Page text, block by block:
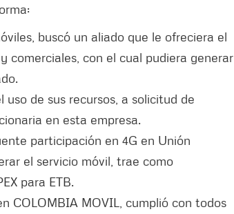
buscó un aliado que le ofreciera el
comerciales, con el cual pudiera generar
de sus recursos, a solicitud de
en esta empresa.
participación en 4G en Unión
el servicio móvil, trae como
para ETB.
COLOMBIA MOVIL, cumplió con todos